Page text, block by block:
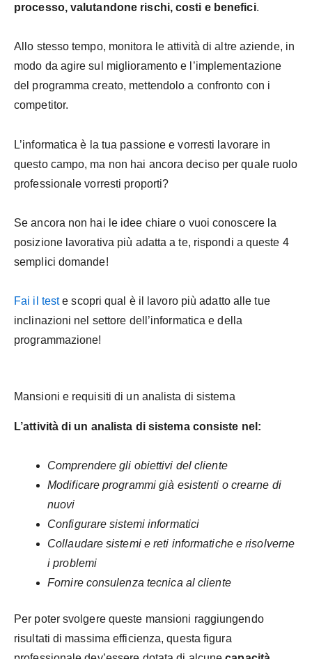
processo, valutandone rischi, costi e benefici.
Allo stesso tempo, monitora le attività di altre aziende, in
modo da agire sul miglioramento e l’implementazione
del programma creato, mettendolo a confronto con i
competitor.
L’informatica è la tua passione e vorresti lavorare in
questo campo, ma non hai ancora deciso per quale ruolo
professionale vorresti proporti?
Se ancora non hai le idee chiare o vuoi conoscere la
posizione lavorativa più adatta a te, rispondi a queste 4
semplici domande!
Fai il teste scopri qual è il lavoro più adatto alle tue
inclinazioni nel settore dell’informatica e della
programmazione!
Mansioni e requisiti di un analista di sistema
L’attività di un analista di sistema consiste nel:
Comprendere gli obiettivi del cliente
Modificare programmi già esistenti o crearne di
nuovi
Configurare sistemi informatici
Collaudare sistemi e reti informatiche e risolverne
i problemi
Fornire consulenza tecnica al cliente
Per poter svolgere queste mansioni raggiungendo
risultati di massima efficienza, questa figura